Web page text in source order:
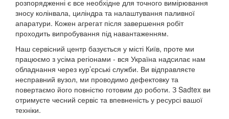
розпорядженні є все необхідне для точного вимірювання
зносу колінвала, циліндра та налаштування паливної
апаратури. Кожен агрегат після завершення робіт
проходить випробування під навантаженням.
Наш сервісний центр базується у місті Київ, проте ми
працюємо з усіма регіонами - вся Україна надсилає нам
обладнання через кур’єрські служби. Ви відправляєте
несправний вузол, ми проводимо дефектовку та
повертаємо його повністю готовим до роботи. З Sadtex ви
отримуєте чесний сервіс та впевненість у ресурсі вашої
техніки.